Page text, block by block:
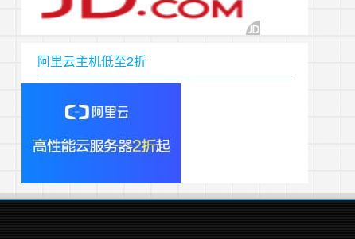
阿里云主机低至2折